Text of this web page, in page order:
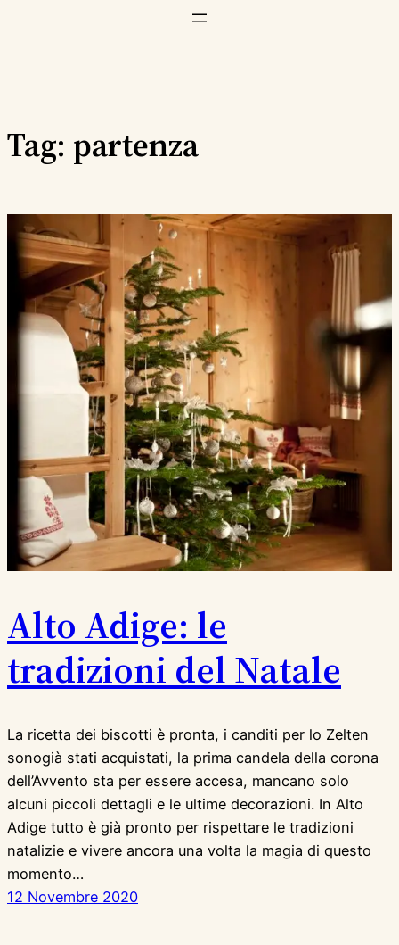
Tag: partenza
Alto Adige: le
tradizioni del Natale
La ricetta dei biscotti è pronta, i canditi per lo Zelten
sonogià stati acquistati, la prima candela della corona
dell’Avvento sta per essere accesa, mancano solo
alcuni piccoli dettagli e le ultime decorazioni. In Alto
Adige tutto è già pronto per rispettare le tradizioni
natalizie e vivere ancora una volta la magia di questo
momento…
12 Novembre 2020